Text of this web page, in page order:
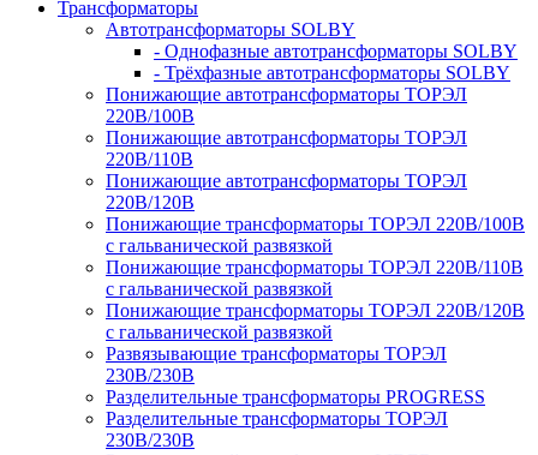
Трансформаторы
Автотрансформаторы SOLBY
- Однофазные автотрансформаторы SOLBY
- Трёхфазные автотрансформаторы SOLBY
Понижающие автотрансформаторы ТОРЭЛ
220В/100В
Понижающие автотрансформаторы ТОРЭЛ
220В/110В
Понижающие автотрансформаторы ТОРЭЛ
220В/120В
Понижающие трансформаторы ТОРЭЛ 220В/100В
с гальванической развязкой
Понижающие трансформаторы ТОРЭЛ 220В/110В
с гальванической развязкой
Понижающие трансформаторы ТОРЭЛ 220В/120В
с гальванической развязкой
Развязывающие трансформаторы ТОРЭЛ
230В/230В
Разделительные трансформаторы PROGRESS
Разделительные трансформаторы ТОРЭЛ
230В/230В